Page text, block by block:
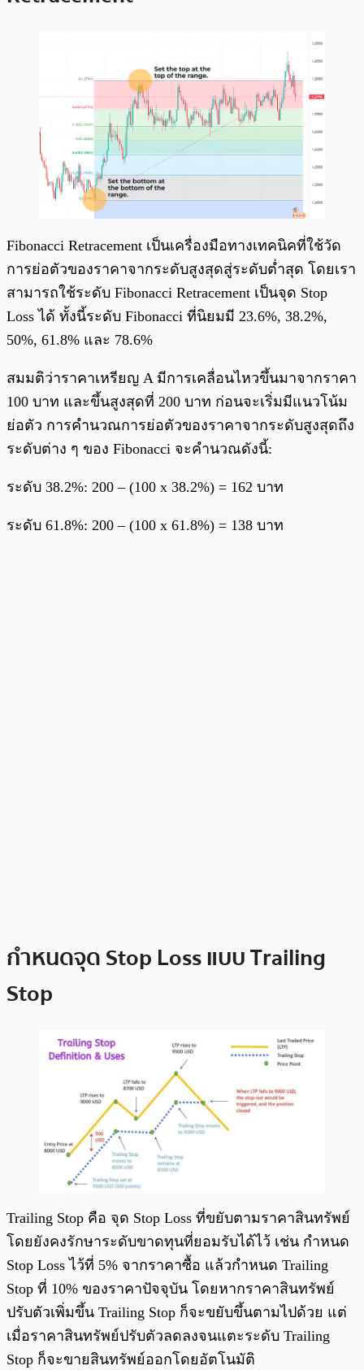
Fibonacci Retracement เป็นเครื่องมือทางเทคนิคที่ใช้วัด
การย่อตัวของราคาจากระดับสูงสุดสู่ระดับต่ำสุด โดยเรา
สามารถใช้ระดับ Fibonacci Retracement เป็นจุด Stop
Loss ได้ ทั้งนี้ระดับ Fibonacci ที่นิยมมี 23.6%, 38.2%,
50%, 61.8% และ 78.6%
สมมติว่าราคาเหรียญ A มีการเคลื่อนไหวขึ้นมาจากราคา
100 บาท และขึ้นสูงสุดที่ 200 บาท ก่อนจะเริ่มมีแนวโน้ม
ย่อตัว การคำนวณการย่อตัวของราคาจากระดับสูงสุดถึง
ระดับต่าง ๆ ของ Fibonacci จะคำนวณดังนี้:
ระดับ 38.2%: 200 – (100 x 38.2%) = 162 บาท
ระดับ 61.8%: 200 – (100 x 61.8%) = 138 บาท
กำหนดจุด Stop Loss แบบ Trailing
Stop
Trailing Stop คือ จุด Stop Loss ที่ขยับตามราคาสินทรัพย์
โดยยังคงรักษาระดับขาดทุนที่ยอมรับได้ไว้ เช่น กำหนด
Stop Loss ไว้ที่ 5% จากราคาซื้อ แล้วกำหนด Trailing
Stop ที่ 10% ของราคาปัจจุบัน โดยหากราคาสินทรัพย์
ปรับตัวเพิ่มขึ้น Trailing Stop ก็จะขยับขึ้นตามไปด้วย แต่
เมื่อราคาสินทรัพย์ปรับตัวลดลงจนแตะระดับ Trailing
Stop ก็จะขายสินทรัพย์ออกโดยอัตโนมัติ